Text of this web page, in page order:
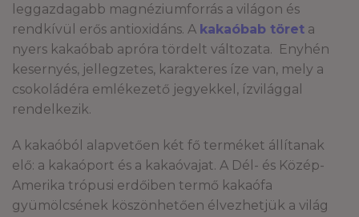
leggazdagabb magnéziumforrás a világon és
rendkívül erős antioxidáns. A kakaóbab töret a
nyers kakaóbab apróra tördelt változata. Enyhén
kesernyés, jellegzetes, karakteres íze van, mely a
csokoládéra emlékezető jegyekkel, ízvilággal
rendelkezik.
A kakaóból alapvetően két fő terméket állítanak
elő: a kakaóport és a kakaóvajat. A Dél- és Közép-
Amerika trópusi erdőiben termő kakaófa
gyümölcsének köszönhetően élvezhetjük a világ